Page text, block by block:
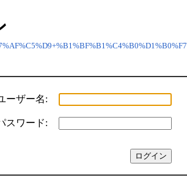
ーザー名:
スワード: